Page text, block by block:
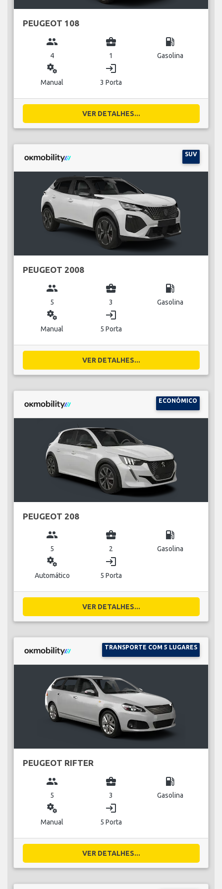
PEUGEOT 108
group
4
business_center
1
local_gas_station
Gasolina
miscellaneous_services
Manual
login
3 Porta
VER DETALHES...
SUV
PEUGEOT 2008
group
5
business_center
3
local_gas_station
Gasolina
miscellaneous_services
Manual
login
5 Porta
VER DETALHES...
ECONÓMICO
PEUGEOT 208
group
5
business_center
2
local_gas_station
Gasolina
miscellaneous_services
Automático
login
5 Porta
VER DETALHES...
TRANSPORTE COM 5 LUGARES
PEUGEOT RIFTER
group
5
business_center
3
local_gas_station
Gasolina
miscellaneous_services
Manual
login
5 Porta
VER DETALHES...